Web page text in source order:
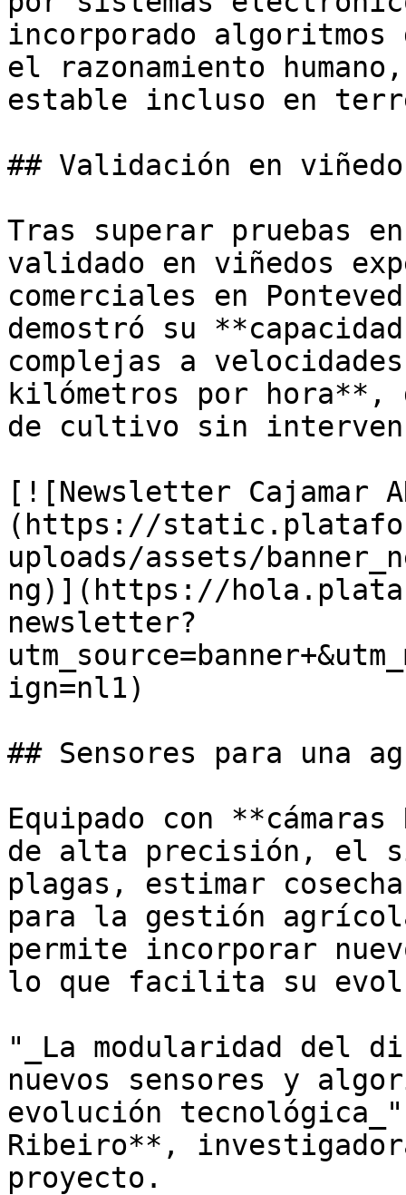
incorporado
el razonamiento
estable incluso en
## Validación en
Tras superar pruebas
validado en viñedos
comerciales en
demostró su
complejas a
kilómetros por hora**,
de cultivo sin
[![Newsletter Cajamar
(https://
uploads/assets/
ng)](https://
newsletter?
ign=nl1)
## Sensores para una
Equipado con **cámaras
de alta precisión, el
plagas, estimar
para la gestión
permite incorporar
lo que facilita su
"_La modularidad del
nuevos sensores y
evolución
Ribeiro**,
proyecto.